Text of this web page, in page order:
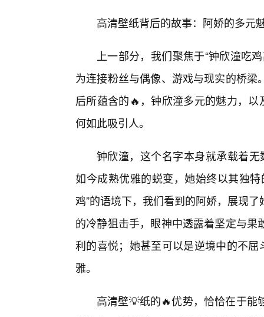
高清壁纸背后的故事：阿娇的多元
上一部分，我们聚焦于“钟欣潼吃
为连接粉丝与偶像、游戏与现实的桥
后所蕴含的🔥，钟欣潼多元的魅力，
何如此吸引人。
钟欣潼，这个名字本身就承载着
如今成熟优雅的蜕变，她始终以其独
鸡”的语境下，我们看到的阿娇，展现
的冷静狙击手，眼神中透露着坚定与
利的喜悦；她甚至可以是逆境中的不
雅。
高清壁💡纸的🔥优势，恰恰在于